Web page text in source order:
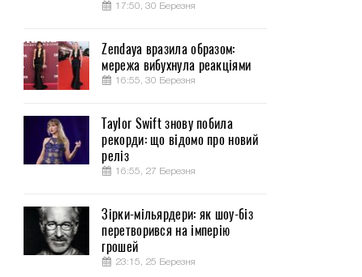
17:50, 30 Березня
Zendaya вразила образом:
мережа вибухнула реакціями
16:55, 30 Березня
Taylor Swift знову побила
рекорди: що відомо про новий
реліз
16:55, 27 Березня
Зірки-мільярдери: як шоу-біз
перетворився на імперію
грошей
23:15, 25 Березня